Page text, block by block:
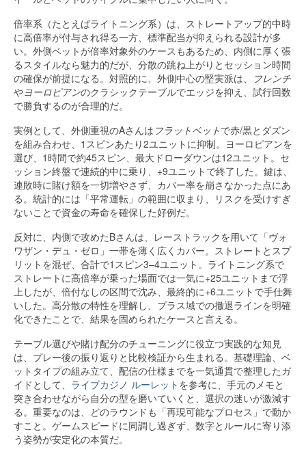
倍率系（たとえばライトニング系）は、ストレートアップ的中時
に高倍率が付与され得る一方、標準配当が抑えられる設計が多
い。外側ベットが倍率対象外のケースもあるため、内側に厚く張
るスタイルなら魅力的だが、分散の跳ね上がりとセッション時間
の確保が前提になる。対照的に、外側中心の堅実派は、
フレンチ
やヨーロピアンのクラシックテーブルでエッジを抑え、試行回数
で勝負するのが合理的だ。
実例として、外側重視のAさんは フラットベットで赤/黒とダズン
を組み合わせ、1スピンあたり2ユニットに抑制。ヨーロピアンを
選び、1時間で約45スピン、最大ドローダウンは12ユニット。セ
ッション終盤で連続的中に乗り、+9ユニットで終了した。鍵は、
連敗時に賭け額を一切増やさず、カバー率を崩さなかった点にあ
る。統計的には「平常運転」の範囲に収まり、リスクを受けすぎ
ないことで資金の寿命を確保した好例だ。
反対に、内側で攻めたBさんは、レーストラックを用いて「ヴォ
ワザン・デュ・ゼロ」一帯を薄く広くカバー。ストレートとスプ
リットを混ぜ、合計で1スピン3–4ユニット。ライトニング系で
ストレートに高倍率が乗った場面では一気に+25ユニットまで浮
上したが、倍付なしの区間で沈み、最終的に+6ユニットで手仕舞
いした。高分散の特性を理解し、プラス域での撤退ラインを明確
化できたことで、結果を固められたケースと言える。
テーブル選びや賭け配分のチューニングに役立つ実践的な知見
は、プレー後の振り返りと比較検証から生まれる。基礎理論、ベ
ットタイプの組み立て、配信の仕様までを一気通貫で整理したガ
イドとして、 ライブカジノ ルーレット を参考に、手元のメモと
突き合わせながら自分の型を磨いていくと、選択の迷いが激減す
る。重要なのは、どのラウンドも「再現可能なプロセス」で動か
すこと。ゲームスピードに同調し過ぎず、数字とルールに寄り添
う姿勢が安定化の本質だ。